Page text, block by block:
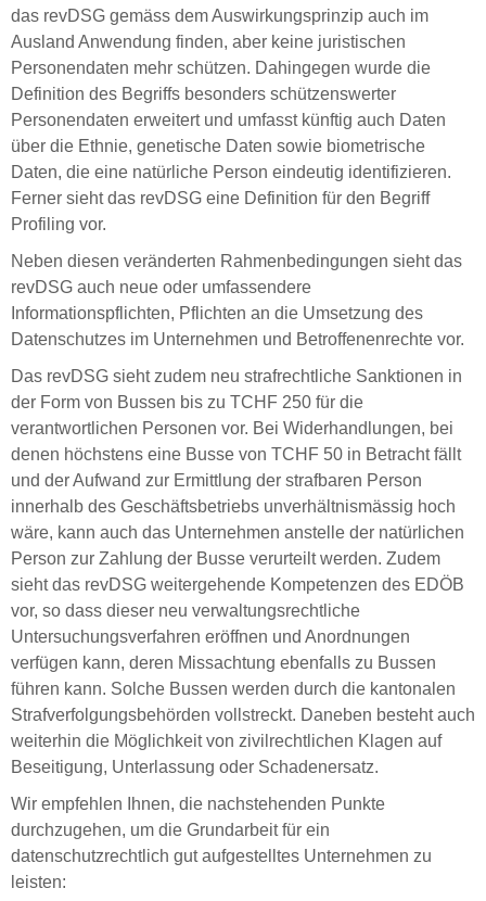
das revDSG gemäss dem Auswirkungsprinzip auch im
Ausland Anwendung finden, aber keine juristischen
Personendaten mehr schützen. Dahingegen wurde die
Definition des Begriffs besonders schützenswerter
Personendaten erweitert und umfasst künftig auch Daten
über die Ethnie, genetische Daten sowie biometrische
Daten, die eine natürliche Person eindeutig identifizieren.
Ferner sieht das revDSG eine Definition für den Begriff
Profiling vor.
Neben diesen veränderten Rahmenbedingungen sieht das
revDSG auch neue oder umfassendere
Informationspflichten, Pflichten an die Umsetzung des
Datenschutzes im Unternehmen und Betroffenenrechte vor.
Das revDSG sieht zudem neu strafrechtliche Sanktionen in
der Form von Bussen bis zu TCHF 250 für die
verantwortlichen Personen vor. Bei Widerhandlungen, bei
denen höchstens eine Busse von TCHF 50 in Betracht fällt
und der Aufwand zur Ermittlung der strafbaren Person
innerhalb des Geschäftsbetriebs unverhältnismässig hoch
wäre, kann auch das Unternehmen anstelle der natürlichen
Person zur Zahlung der Busse verurteilt werden. Zudem
sieht das revDSG weitergehende Kompetenzen des EDÖB
vor, so dass dieser neu verwaltungsrechtliche
Untersuchungsverfahren eröffnen und Anordnungen
verfügen kann, deren Missachtung ebenfalls zu Bussen
führen kann. Solche Bussen werden durch die kantonalen
Strafverfolgungsbehörden vollstreckt. Daneben besteht auch
weiterhin die Möglichkeit von zivilrechtlichen Klagen auf
Beseitigung, Unterlassung oder Schadenersatz.
Wir empfehlen Ihnen, die nachstehenden Punkte
durchzugehen, um die Grundarbeit für ein
datenschutzrechtlich gut aufgestelltes Unternehmen zu
leisten: